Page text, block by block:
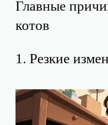
Главные
котов
1. Резкие